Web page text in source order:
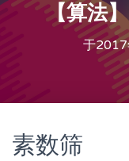
【算法
于2017
素数筛